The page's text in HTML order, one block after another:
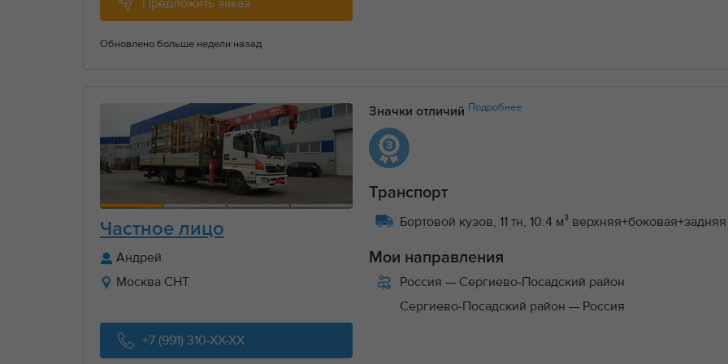
Предложить заказ
Обновлено больше недели назад
Частное лицо
Андрей
Москва СНТ
+7 (991) 310-XX-XX
Значки отличий Подробнее
Транспорт
Бортовой кузов, 11 тн, 10.4 м³ верхняя+боковая+задняя
Мои направления
Россия— Сергиево-Посадский район
Сергиево-Посадский район— Россия